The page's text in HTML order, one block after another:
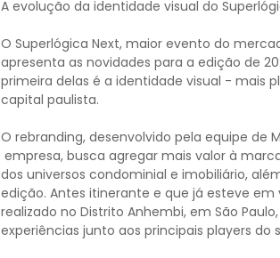
A evolução da identidade visual do
O Superlógica Next, maior evento do
apresenta as novidades para a edição de
primeira delas é a identidade visual - mais
capital paulista.
O rebranding, desenvolvido pela equipe de
empresa, busca agregar mais valor à
dos universos condominial e imobiliário,
edição. Antes itinerante e que já esteve em
realizado no Distrito Anhembi, em São
experiências junto aos principais players do